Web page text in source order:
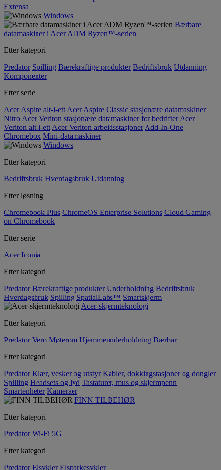
Extensa
Windows
Bærbare
datamaskiner i Acer ADM Ryzen™-serien
Etter kategori
Predator Spilling Bærekraftige produkter Bedriftsbruk Utdanning
Komponenter
Etter serie
Acer Aspire alt-i-ett Acer Aspire Classic stasjonære datamaskiner
Nitro Acer Veriton stasjonære datamaskiner for bedrifter Acer
Veriton alt-i-ett Acer Veriton arbeidsstasjoner Add-In-One
Chromebox Mini-datamaskiner
Windows
Etter kategori
Bedriftsbruk Hverdagsbruk Utdanning
Etter løsning
Chromebook Plus ChromeOS Enterprise Solutions Cloud Gaming
on Chromebook
Etter serie
Acer Iconia
Etter kategori
Predator Bærekraftige produkter Underholdning Bedriftsbruk
Hverdagsbruk Spilling SpatialLabs™ Smartskjerm
Acer-skjermteknologi
Etter kategori
Predator Vero Møterom Hjemmeunderholdning Bærbar
Etter kategori
Predator Klær, vesker og utstyr Kabler, dokkingstasjoner og dongler
Spilling Headsets og lyd Tastaturer, mus og skjermpenn
Smartenheter Kameraer
FINN TILBEHØR
Etter kategori
Predator Wi-Fi 5G
Etter kategori
Predator Elsykler Elsparkesykler